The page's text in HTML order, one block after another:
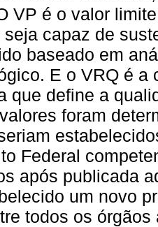
VP é o valor
seja capaz de
baseado em
E o VRQ é a
que define a
foram
Federal
após publicada
um novo
todos os